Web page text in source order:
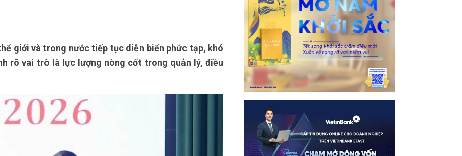
giới và trong nước tiếp tục diễn biến phức tạp, khó
rõ vai trò là lực lượng nòng cốt trong quản lý, điều